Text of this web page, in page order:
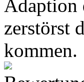
Adaption
zerstörst
kommen.